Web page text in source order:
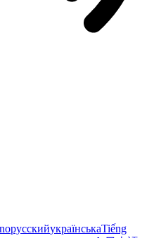
русскийукраїнськаTiếng